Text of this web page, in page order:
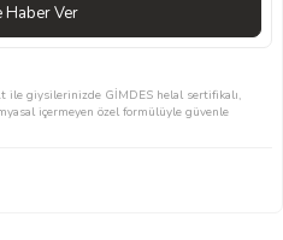
Haber Ver
ile giysilerinizde GİMDES helal sertifikalı,
içermeyen özel formülüyle güvenle